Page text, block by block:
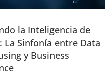
la Inteligencia de
La Sinfonía entre Data
y Business